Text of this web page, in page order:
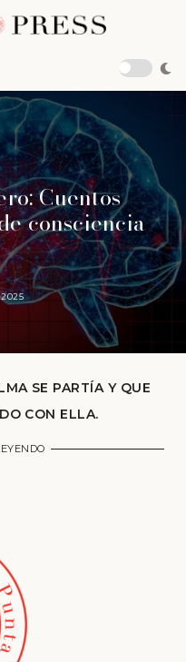
Cuentos
consciencia
SE PARTÍA Y QUE
CON ELLA.